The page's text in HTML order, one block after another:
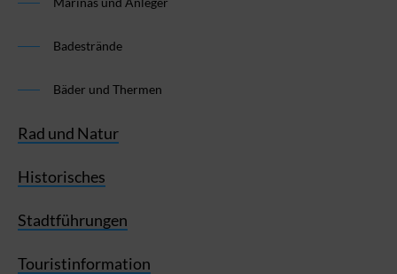
Marinas und Anleger
Badestrände
Bäder und Thermen
Rad und Natur
Historisches
Stadtführungen
Touristinformation